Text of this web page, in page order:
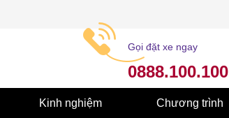
Gọi đặt xe ngay
0888.100.100
Kinh nghiệm Chương trình